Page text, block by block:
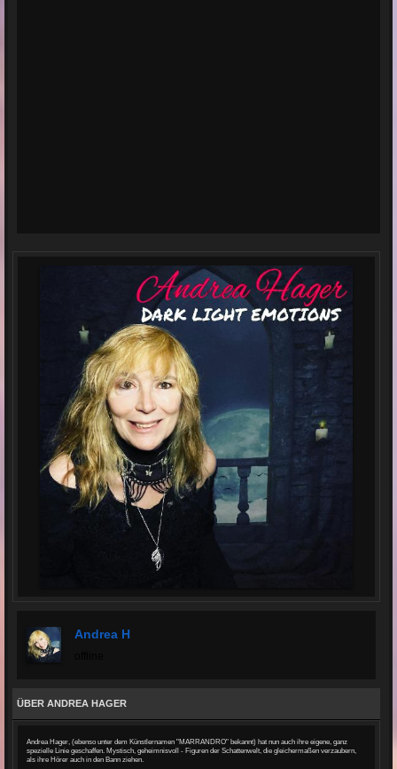
Andrea H
ÜBER ANDREA HAGER
Andrea Hager, (ebenso unter dem Künstlernamen "MARRANDRO" bekannt) hat nun auch ihre eigene, ganz
spezielle Linie geschaffen. Mystisch, geheimnisvoll - Figuren der Schattenwelt, die gleichermaßen verzaubern,
als ihre Hörer auch in den Bann ziehen.